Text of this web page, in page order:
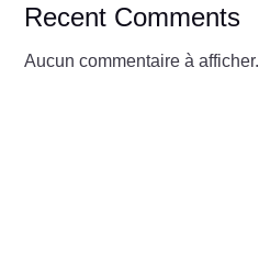
Recent Comments
Aucun commentaire à afficher.